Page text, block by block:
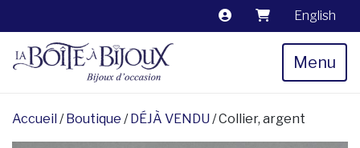
English
Menu
Accueil /Boutique /DÉJÀ VENDU / Collier, argent